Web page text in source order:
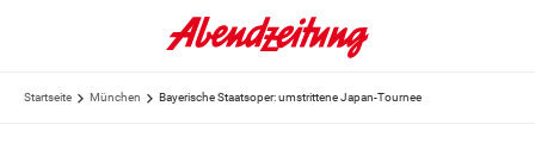
Startseite München Bayerische Staatsoper: umstrittene Japan-Tournee